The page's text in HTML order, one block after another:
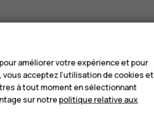
améliorer votre expérience et pour
acceptez l’utilisation de cookies et
à tout moment en sélectionnant
sur notrepolitique relative aux